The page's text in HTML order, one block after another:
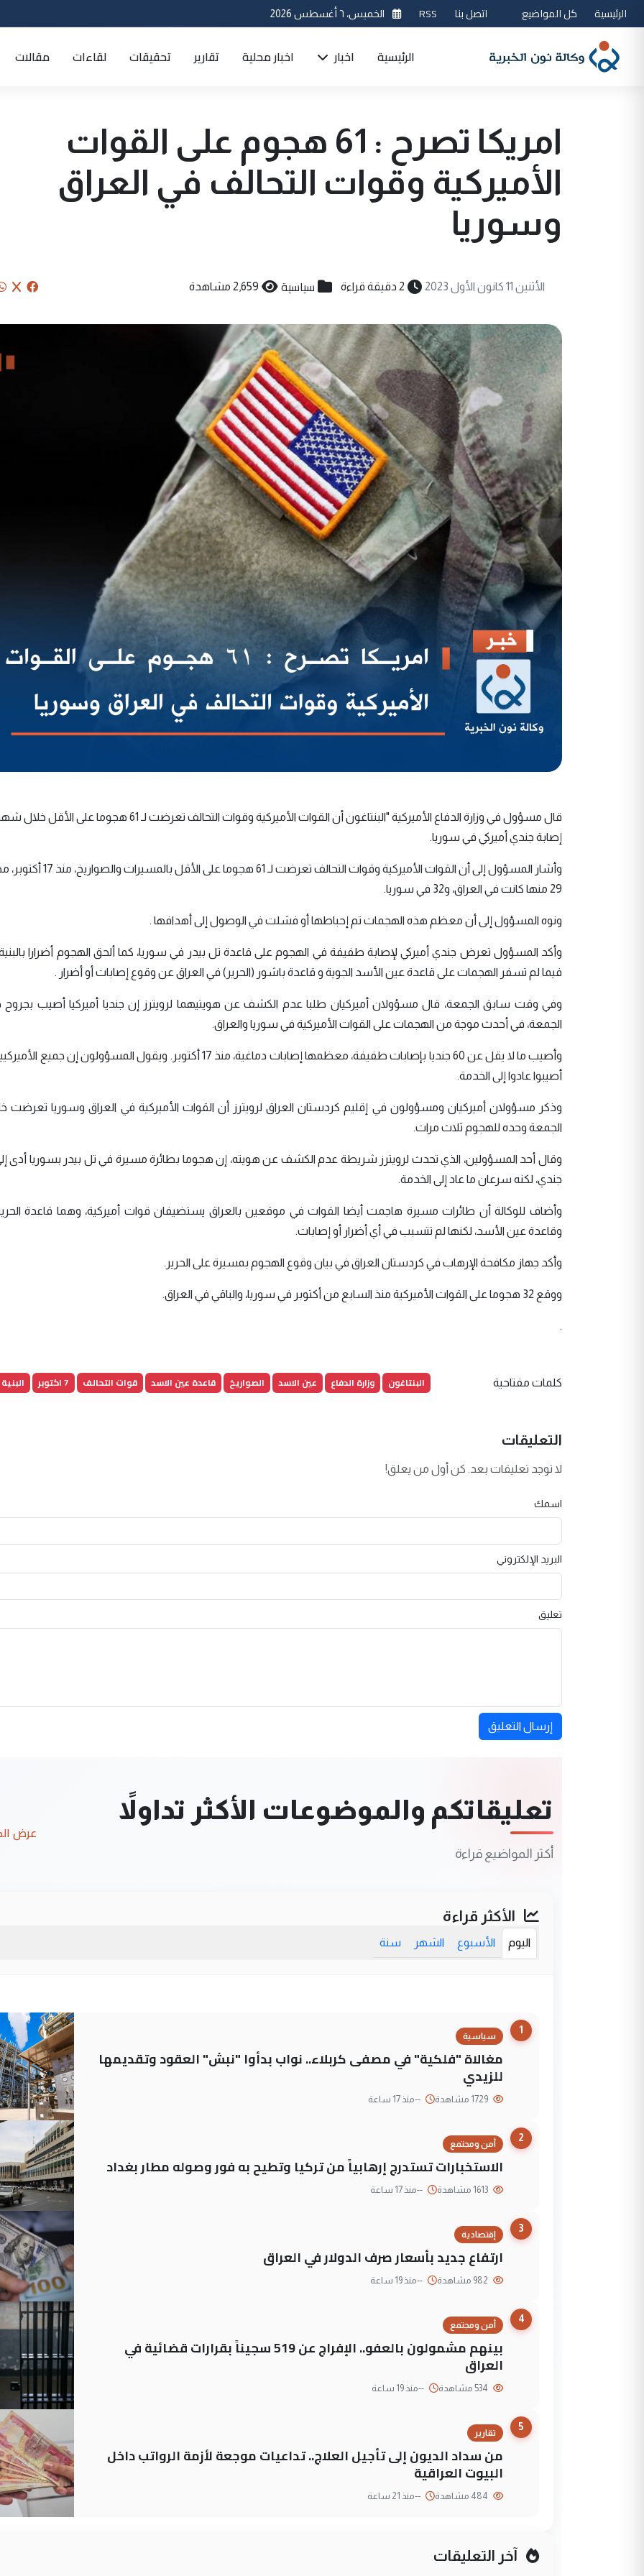
الرئيسية كل المواضيع اتصل بنا RSS الخميس، ٦ أغسطس 2026
الرئيسية اخبار اخبار محلية تقارير تحقيقات لقاءات مقالات
امريكا تصرح : 61 هجوم على القوات
الأميركية وقوات التحالف في العراق
وسوريا
الأثنين 11 كانون الأول 2023 2 دقيقة قراءة سياسية 2,659 مشاهدة
قال مسؤول في وزارة الدفاع الأميركية "البنتاغون أن القوات الأميركية وقوات التحالف تعرضت لـ 61
إصابة جندي أميركي في سوريا.
وأشار المسؤول إلى أن القوات الأميركية وقوات التحالف تعرضت لـ
29 منها كانت في العراق، و32 في سوريا.
ونوه المسؤول إلى أن معظم هذه الهجمات تم إحباطها أو فشلت في الوصول إلى أهدافها .
وأكد المسؤول تعرض جندي أميركي لإصابة طفيفة في الهجوم على قاعدة تل بيدر في سوريا، كما ألحق الهجوم أضرارا بالبنية
فيما لم تسفر الهجمات على قاعدة عين الأسد الجوية و قاعدة باشور (الحرير) في العراق عن وقوع إصابات أو أضرار .
وفي وقت سابق الجمعة، قال مسؤولان أميركيان طلبا عدم الكشف عن هويتيهما لرويترز إن جنديا أميركيا أصيب بجروح
الجمعة، في أحدث موجة من الهجمات على القوات الأميركية في سوريا والعراق.
وأصيب ما لا يقل عن 60 جنديا بإصابات طفيفة، معظمها إصابات دماغية، منذ 17 أكتوبر. ويقول المسؤولون إن
أصيبوا عادوا إلى الخدمة.
وذكر مسؤولان أميركيان ومسؤولون في إقليم كردستان العراق لرويترز أن القوات الأميركية في العراق وسوريا تعرضت
الجمعة وحده للهجوم ثلاث مرات.
وقال أحد المسؤولين، الذي تحدث لرويترز شريطة عدم الكشف عن هويته، إن هجوما بطائرة مسيرة في تل بيدر بسوريا أدى
جندي، لكنه سرعان ما عاد إلى الخدمة.
وأضاف للوكالة أن طائرات مسيرة هاجمت أيضا القوات في موقعين بالعراق يستضيفان قوات أميركية، وهما قاعدة
وقاعدة عين الأسد، لكنها لم تتسبب في أي أضرار أو إصابات.
وأكد جهاز مكافحة الإرهاب في كردستان العراق في بيان وقوع الهجوم بمسيرة على الحرير.
ووقع 32 هجوما على القوات الأميركية منذ السابع من أكتوبر في سوريا، والباقي في العراق.
.
كلمات مفتاحية البنتاغون وزارة الدفاع عين الاسد الصواريخ قاعدة عين الاسد قوات التحالف 7 اكتوبر
التعليقات
لا توجد تعليقات بعد. كن أول من يعلق!
اسمك
البريد الإلكتروني
تعليق
إرسال التعليق
تعليقاتكم والموضوعات الأكثر تداولاً
أكثر المواضيع قراءة
عرض
الأكثر قراءة
اليوم الأسبوع الشهر سنة
1
سياسية
مغالاة "فلكية" في مصفى كربلاء.. نواب بدأوا "نبش" العقود وتقديمها
للزيدي
--منذ 17 ساعة
2
أمن ومجتمع
الاستخبارات تستدرج إرهابياً من تركيا وتطيح به فور وصوله مطار بغداد
--منذ 17 ساعة
3
إقتصادية
ارتفاع جديد بأسعار صرف الدولار في العراق
--منذ 19 ساعة
4
أمن ومجتمع
بينهم مشمولون بالعفو.. الإفراج عن 519 سجيناً بقرارات قضائية في
العراق
--منذ 19 ساعة
5
تقارير
من سداد الديون إلى تأجيل العلاج.. تداعيات موجعة لأزمة الرواتب داخل
البيوت العراقية
--منذ 21 ساعة
آخر التعليقات